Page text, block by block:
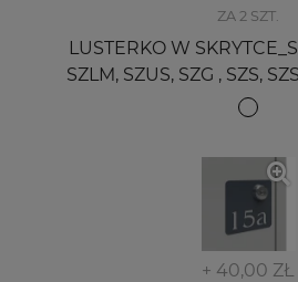
ZA 2 SZT.
LUSTERKO W
SZLM, SZUS, SZG , SZS,
+ 40,00 ZŁ